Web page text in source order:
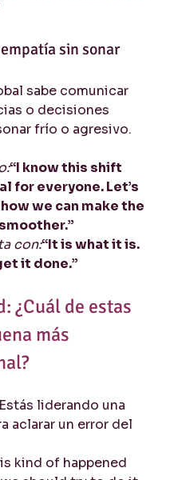
sin sonar
sabe comunicar
o decisiones
frío o agresivo.
“I know this shift
for everyone. Let’s
we can make the
con:“It is what it is.
it done.”
¿Cuál de estas
más
Estás liderando una
aclarar un error del
kind of happened